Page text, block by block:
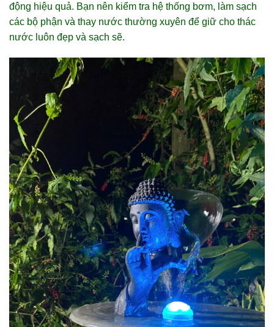
động hiệu quả. Bạn nên kiểm tra hệ thống bơm, làm sạch
các bộ phận và thay nước thường xuyên để giữ cho thác
nước luôn đẹp và sạch sẽ.